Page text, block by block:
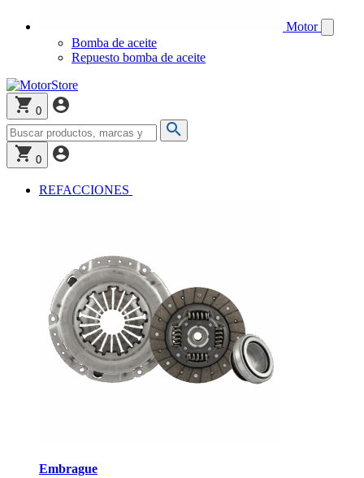
Motor
Bomba de aceite
Repuesto bomba de aceite
0
0
REFACCIONES
Embrague